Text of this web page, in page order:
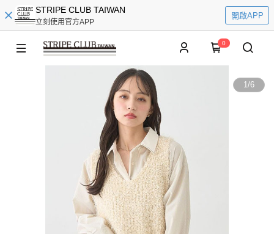
STRIPE CLUB TAIWAN
立刻使用官方APP
開啟APP
0
1/6